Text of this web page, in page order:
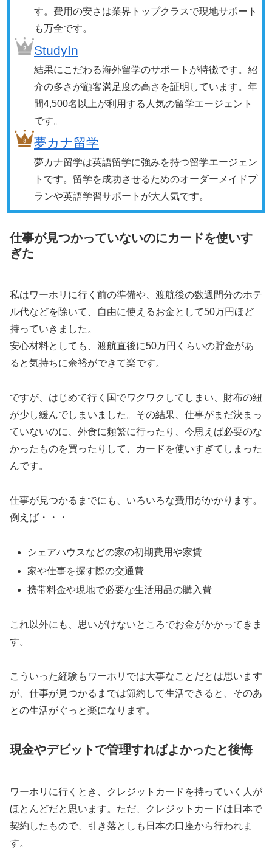
す。費用の安さは業界トップクラスで現地サポート
も万全です。
StudyIn
結果にこだわる海外留学のサポートが特徴です。紹
介の多さが顧客満足度の高さを証明しています。年
間4,500名以上が利用する人気の留学エージェント
です。
夢カナ留学
夢カナ留学は英語留学に強みを持つ留学エージェン
トです。留学を成功させるためのオーダーメイドプ
ランや英語学習サポートが大人気です。
仕事が見つかっていないのにカードを使いす
ぎた
私はワーホリに行く前の準備や、渡航後の数週間分のホテ
ル代などを除いて、自由に使えるお金として50万円ほど
持っていきました。
安心材料としても、渡航直後に50万円くらいの貯金があ
ると気持ちに余裕ができて楽です。
ですが、はじめて行く国でワクワクしてしまい、財布の紐
が少し緩んでしまいました。その結果、仕事がまだ決まっ
ていないのに、外食に頻繁に行ったり、今思えば必要のな
かったものを買ったりして、カードを使いすぎてしまった
んです。
仕事が見つかるまでにも、いろいろな費用がかかります。
例えば・・・
シェアハウスなどの家の初期費用や家賃
家や仕事を探す際の交通費
携帯料金や現地で必要な生活用品の購入費
これ以外にも、思いがけないところでお金がかかってきま
す。
こういった経験もワーホリでは大事なことだとは思います
が、仕事が見つかるまでは節約して生活できると、そのあ
との生活がぐっと楽になります。
現金やデビットで管理すればよかったと後悔
ワーホリに行くとき、クレジットカードを持っていく人が
ほとんどだと思います。ただ、クレジットカードは日本で
契約したもので、引き落としも日本の口座から行われま
す。